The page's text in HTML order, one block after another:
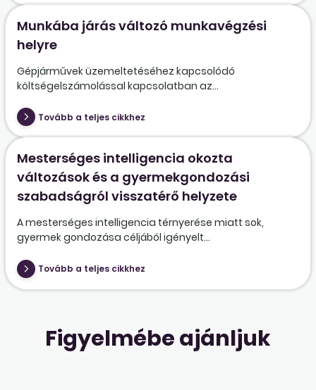
Munkába járás változó munkavégzési
helyre
Gépjárművek üzemeltetéséhez kapcsolódó
költségelszámolással kapcsolatban az...
Tovább a teljes cikkhez
Mesterséges intelligencia okozta
változások és a gyermekgondozási
szabadságról visszatérő helyzete
A mesterséges intelligencia térnyerése miatt sok,
gyermek gondozása céljából igényelt...
Tovább a teljes cikkhez
Figyelmébe ajánljuk